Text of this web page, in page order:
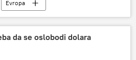
Evropa
da se oslobodi dolara